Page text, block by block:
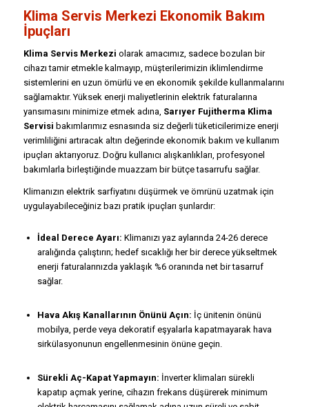
Klima Servis Merkezi Ekonomik Bakım
İpuçları
Klima Servis Merkezi olarak amacımız, sadece bozulan bir
cihazı tamir etmekle kalmayıp, müşterilerimizin iklimlendirme
sistemlerini en uzun ömürlü ve en ekonomik şekilde kullanmalarını
sağlamaktır. Yüksek enerji maliyetlerinin elektrik faturalarına
yansımasını minimize etmek adına, Sarıyer Fujitherma Klima
Servisi bakımlarımız esnasında siz değerli tüketicilerimize enerji
verimliliğini artıracak altın değerinde ekonomik bakım ve kullanım
ipuçları aktarıyoruz. Doğru kullanıcı alışkanlıkları, profesyonel
bakımlarla birleştiğinde muazzam bir bütçe tasarrufu sağlar.
Klimanızın elektrik sarfiyatını düşürmek ve ömrünü uzatmak için
uygulayabileceğiniz bazı pratik ipuçları şunlardır:
İdeal Derece Ayarı: Klimanızı yaz aylarında 24-26 derece
aralığında çalıştırın; hedef sıcaklığı her bir derece yükseltmek
enerji faturalarınızda yaklaşık %6 oranında net bir tasarruf
sağlar.
Hava Akış Kanallarının Önünü Açın: İç ünitenin önünü
mobilya, perde veya dekoratif eşyalarla kapatmayarak hava
sirkülasyonunun engellenmesinin önüne geçin.
Sürekli Aç-Kapat Yapmayın: İnverter klimaları sürekli
kapatıp açmak yerine, cihazın frekans düşürerek minimum